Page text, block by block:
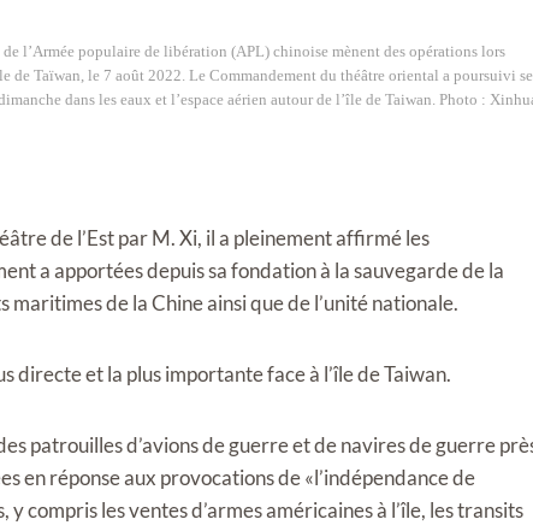
l’Armée populaire de libération (APL) chinoise mènent des opérations lors
de Taïwan, le 7 août 2022. Le Commandement du théâtre oriental a poursuivi
dans les eaux et l’espace aérien autour de l’île de Taiwan. Photo :
de l’Est par M. Xi, il a pleinement affirmé les
a apportées depuis sa fondation à la sauvegarde de la
de la Chine ainsi que de l’unité nationale.
directe et la plus importante face à l’île de Taiwan.
patrouilles d’avions de guerre et de navires de guerre
en réponse aux provocations de «l’indépendance de
compris les ventes d’armes américaines à l’île, les transits